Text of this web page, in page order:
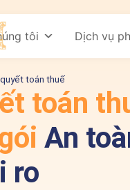
tôi Dịch vụ
toán thuế
toán
An
ro